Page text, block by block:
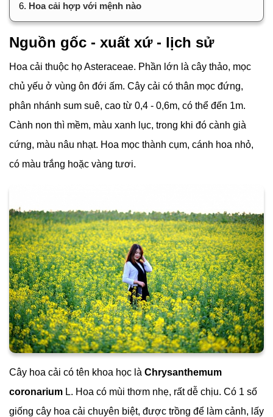
6. Hoa cải hợp với mệnh nào
Nguồn gốc - xuất xứ - lịch sử
Hoa cải thuộc họ Asteraceae. Phần lớn là cây thảo, mọc
chủ yếu ở vùng ôn đới ấm. Cây cải có thân mọc đứng,
phân nhánh sum suê, cao từ 0,4 - 0,6m, có thể đến 1m.
Cành non thì mềm, màu xanh lục, trong khi đó cành già
cứng, màu nâu nhạt. Hoa mọc thành cụm, cánh hoa nhỏ,
có màu trắng hoặc vàng tươi.
Cây hoa cải có tên khoa học là Chrysanthemum
coronarium L. Hoa có mùi thơm nhẹ, rất dễ chịu. Có 1 số
giống cây hoa cải chuyên biệt, được trồng để làm cảnh, lấy